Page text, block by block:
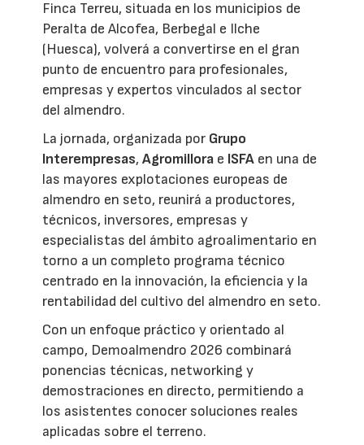
Finca Terreu, situada en los municipios de
Peralta de Alcofea, Berbegal e Ilche
(Huesca), volverá a convertirse en el gran
punto de encuentro para profesionales,
empresas y expertos vinculados al sector
del almendro.
La jornada, organizada por Grupo
Interempresas,Agromillora e ISFA en una de
las mayores explotaciones europeas de
almendro en seto, reunirá a productores,
técnicos, inversores, empresas y
especialistas del ámbito agroalimentario en
torno a un completo programa técnico
centrado en la innovación, la eficiencia y la
rentabilidad del cultivo del almendro en seto.
Con un enfoque práctico y orientado al
campo, Demoalmendro 2026 combinará
ponencias técnicas, networking y
demostraciones en directo, permitiendo a
los asistentes conocer soluciones reales
aplicadas sobre el terreno.